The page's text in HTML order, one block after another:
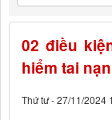
02 điều
hiểm tai
Thứ tư - 27/11/2024